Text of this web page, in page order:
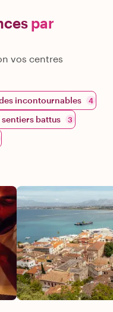
par
vos centres
incontournables 4
sentiers battus 3